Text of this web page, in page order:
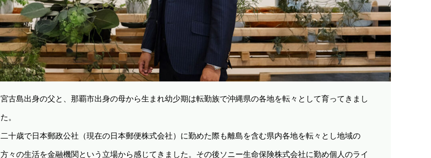
宮古島出身の父と、那覇市出身の母から生まれ幼少期は転勤族で沖縄県の各地を転々として育ってきまし
た。
二十歳で日本郵政公社（現在の日本郵便株式会社）に勤めた際も離島を含む県内各地を転々とし地域の
方々の生活を金融機関という立場から感じてきました。その後ソニー生命保険株式会社に勤め個人のライ